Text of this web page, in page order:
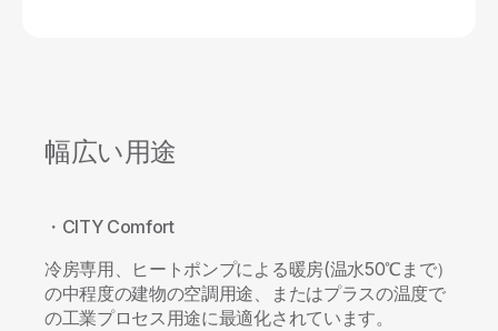
幅広い用途
・CITY Comfort
冷房専用、ヒートポンプによる暖房(温水50℃まで）
の中程度の建物の空調用途、またはプラスの温度で
の工業プロセス用途に最適化されています。